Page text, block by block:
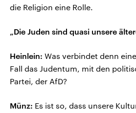
die Religion eine Rolle.
„Die Juden sind quasi unsere
Heinlein: Was verbindet denn
Fall das Judentum, mit den
Partei, der AfD?
Münz: Es ist so, dass unsere